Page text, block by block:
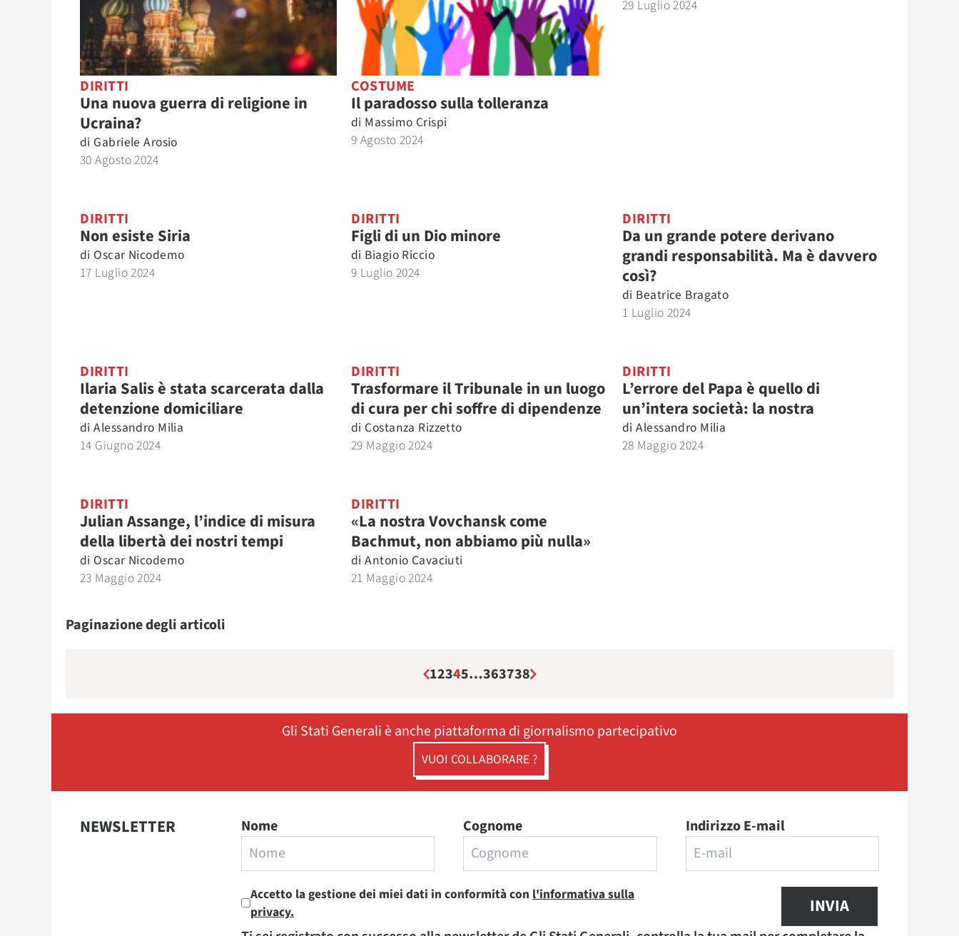
DIRITTI
Una nuova guerra di religione in
Ucraina?
di Gabriele Arosio
30 Agosto 2024
COSTUME
Il paradosso sulla tolleranza
di Massimo Crispi
9 Agosto 2024
29 Luglio 2024
DIRITTI
Non esiste Siria
di Oscar Nicodemo
17 Luglio 2024
DIRITTI
Figli di un Dio minore
di Biagio Riccio
9 Luglio 2024
DIRITTI
Da un grande potere derivano
grandi responsabilità. Ma è davvero
così?
di Beatrice Bragato
1 Luglio 2024
DIRITTI
Ilaria Salis è stata scarcerata dalla
detenzione domiciliare
di Alessandro Milia
14 Giugno 2024
DIRITTI
Trasformare il Tribunale in un luogo
di cura per chi soffre di dipendenze
di Costanza Rizzetto
29 Maggio 2024
DIRITTI
L’errore del Papa è quello di
un’intera società: la nostra
di Alessandro Milia
28 Maggio 2024
DIRITTI
Julian Assange, l’indice di misura
della libertà dei nostri tempi
di Oscar Nicodemo
23 Maggio 2024
DIRITTI
«La nostra Vovchansk come
Bachmut, non abbiamo più nulla»
di Antonio Cavaciuti
21 Maggio 2024
Paginazione degli articoli
12345…363738
Gli Stati Generali è anche piattaforma di giornalismo partecipativo
VUOI COLLABORARE ?
NEWSLETTER Nome Cognome Indirizzo E-mail
Accetto la gestione dei miei dati in conformità con l'informativa sulla
privacy.
INVIA